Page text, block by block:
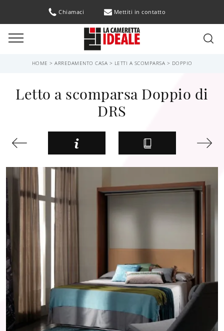
Chiamaci Mettiti in contatto
HOME > ARREDAMENTO CASA > LETTI A SCOMPARSA > DOPPIO
Letto a scomparsa Doppio di
DRS